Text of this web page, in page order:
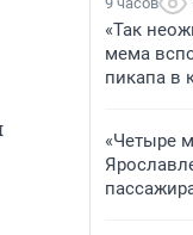
«Так
мема
пикапа в
«Четыре